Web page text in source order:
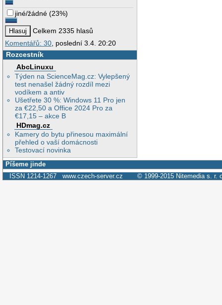
jiné/žádné (23%)
Celkem 2335 hlasů
Komentářů: 30, poslední 3.4. 20:20
Rozcestník
AbcLinuxu
Týden na ScienceMag.cz: Vylepšený
test nenašel žádný rozdíl mezi
vodíkem a antiv
Ušetřete 30 %: Windows 11 Pro jen
za €22,50 a Office 2024 Pro za
€17,15 – akce B
HDmag.cz
Kamery do bytu přinesou maximální
přehled o vaší domácnosti
Testovací novinka
Píšeme jinde
ISSN 1214-1267 www.czech-server.cz © 1999-2015 Nitemedia s. r.